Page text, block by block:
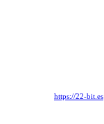
https://22-bit.es